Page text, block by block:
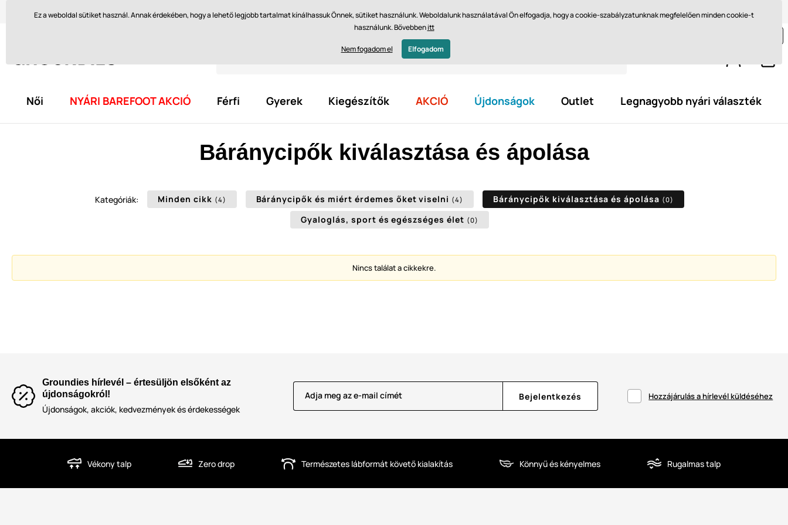
Szívesen segítünk ittorders@groundies.cz Visszaküldés 14 napon belül Gyors szállítás 61 475 Ft-tól INGYEN Méret kiválasztása Miért barefoot? Blog Ft - HU
Női NYÁRI BAREFOOT AKCIÓ Férfi Gyerek Kiegészítők AKCIÓ Újdonságok Outlet Legnagyobb nyári választék
Báránycipők kiválasztása és ápolása
Kategóriák: Minden cikk (4) Báránycipők és miért érdemes őket viselni (4) Báránycipők kiválasztása és ápolása (0)
Gyaloglás, sport és egészséges élet (0)
Nincs találat a cikkekre.
Groundies hírlevél – értesüljön elsőként az
újdonságokról!
Újdonságok, akciók, kedvezmények és érdekességek
Adja meg az e-mail címét Bejelentkezés Hozzájárulás a hírlevél küldéséhez
Vékony talp Zero drop Természetes lábformát követő kialakítás Könnyű és kényelmes Rugalmas talp
Ez a weboldal sütiket használ. Annak érdekében, hogy a lehető legjobb tartalmat kínálhassuk Önnek, sütiket használunk. Weboldalunk használatával Ön elfogadja, hogy a cookie-szabályzatunknak megfelelően minden cookie-t
használunk. Bővebbenitt
Nem fogadom el Elfogadom